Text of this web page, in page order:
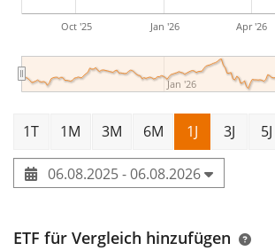
Oct '25 Jan '26 Apr '26
Jan '26
1T 1M 3M 6M 1J 3J 5J
06.08.2025 - 06.08.2026
ETF für Vergleich hinzufügen